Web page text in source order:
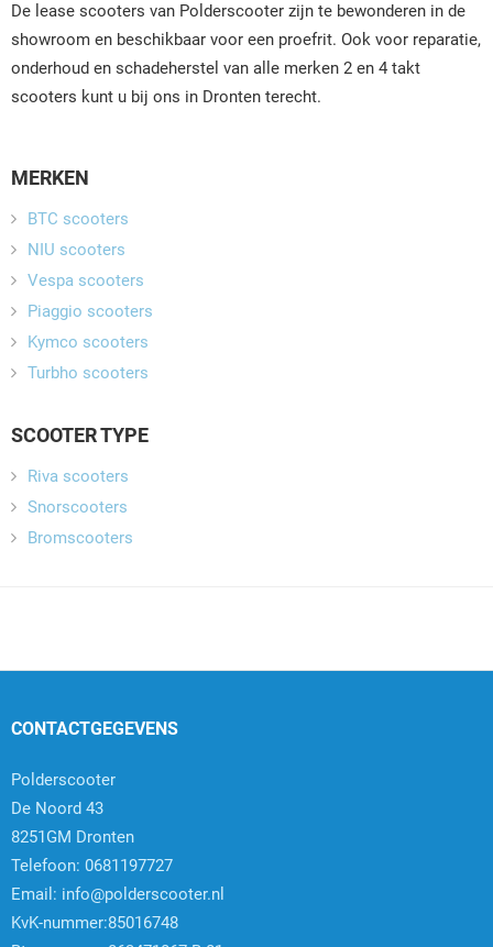
De lease scooters van Polderscooter zijn te bewonderen in de
showroom en beschikbaar voor een proefrit. Ook voor reparatie,
onderhoud en schadeherstel van alle merken 2 en 4 takt
scooters kunt u bij ons in Dronten terecht.
MERKEN
BTC scooters
NIU scooters
Vespa scooters
Piaggio scooters
Kymco scooters
Turbho scooters
SCOOTER TYPE
Riva scooters
Snorscooters
Bromscooters
CONTACTGEGEVENS
Polderscooter
De Noord 43
8251GM Dronten
Telefoon: 0681197727
Email: info@polderscooter.nl
KvK-nummer:85016748